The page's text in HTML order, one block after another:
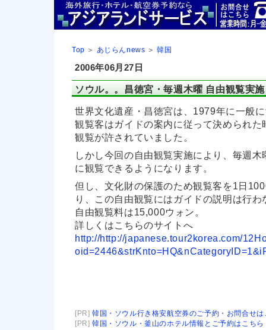
Top ＞ あじらんnews ＞韓国
2006年06月27日
ソウル。。昌徳宮・毎週木曜 自由観覧実施
世界文化遺産・昌徳宮は、1979年に一般
観覧客はガイドの案内に従って決められ
観覧が許されていました。
しかし今回の自由観覧実施により、毎週
に観覧できるようになります。
但し、文化財の保護のため観覧客を1日
り、この自由観覧にはガイドの説明は行
自由観覧料は15,000ウォン。
詳しくはこちらのサイトへ
http://http://japanese.tour2korea.com/
[PR]韓国・ソウル行き格安航空券のご予約・お問合せは
[PR] 韓国・ソウル・釜山のホテル情報とご予約はこちら